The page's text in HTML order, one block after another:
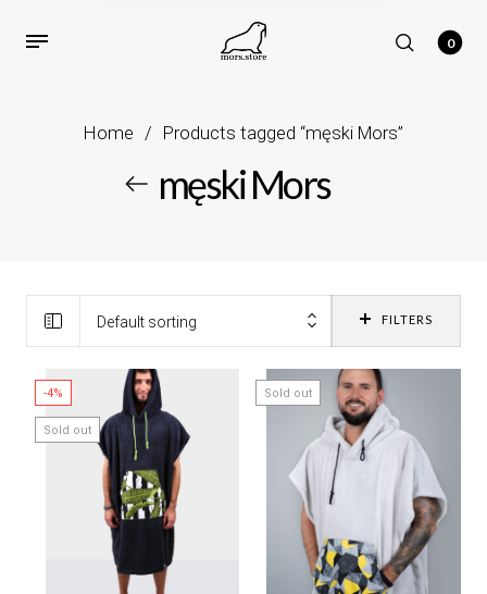
0
Home / Products tagged “męski Mors”
męski Mors
Default sorting FILTERS
-4%
Sold out
Sold out